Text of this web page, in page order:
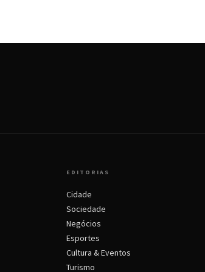
EDITORIAS
Cidade
Sociedade
Negócios
Esportes
Cultura & Eventos
Turismo